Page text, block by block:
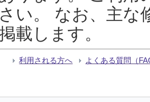
い。 なお、主な
載します。
利用される方へ よくある質問（